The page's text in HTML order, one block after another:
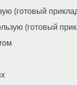
(готовый
(готовый